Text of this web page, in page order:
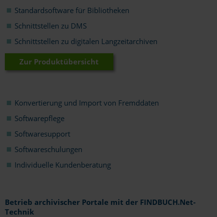
Standardsoftware für Bibliotheken
Schnittstellen zu DMS
Schnittstellen zu digitalen Langzeitarchiven
Zur Produktübersicht
Konvertierung und Import von Fremddaten
Softwarepflege
Softwaresupport
Softwareschulungen
Individuelle Kundenberatung
Betrieb archivischer Portale mit der FINDBUCH.Net-
Technik